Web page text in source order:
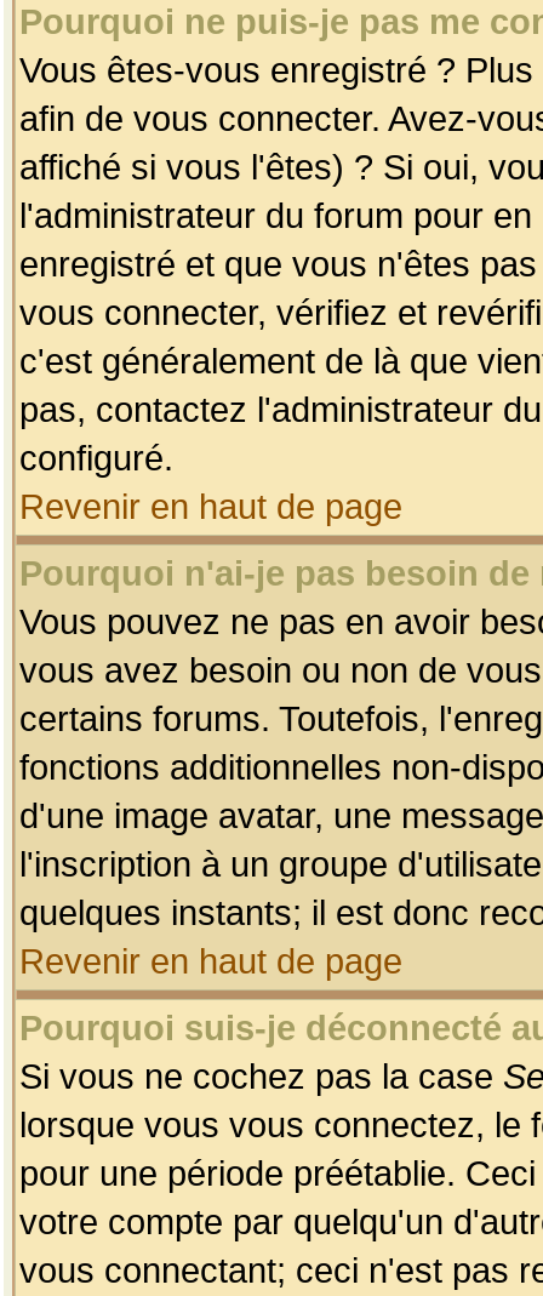
Pourquoi ne puis-je pas me
Vous êtes-vous enregistré ?
afin de vous connecter. Avez-
affiché si vous l'êtes) ? Si oui,
l'administrateur du forum pour
enregistré et que vous n'êtes
vous connecter, vérifiez et
c'est généralement de là que
pas, contactez l'administrateur
configuré.
Revenir en haut de page
Pourquoi n'ai-je pas besoin
Vous pouvez ne pas en avoir
vous avez besoin ou non de
certains forums. Toutefois,
fonctions additionnelles non-
d'une image avatar, une
l'inscription à un groupe
quelques instants; il est donc
Revenir en haut de page
Pourquoi suis-je déconnecté
Si vous ne cochez pas la case
lorsque vous vous connectez, le
pour une période préétablie.
votre compte par quelqu'un
vous connectant; ceci n'est pas